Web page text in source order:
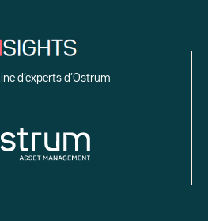
d’experts d’Ostrum